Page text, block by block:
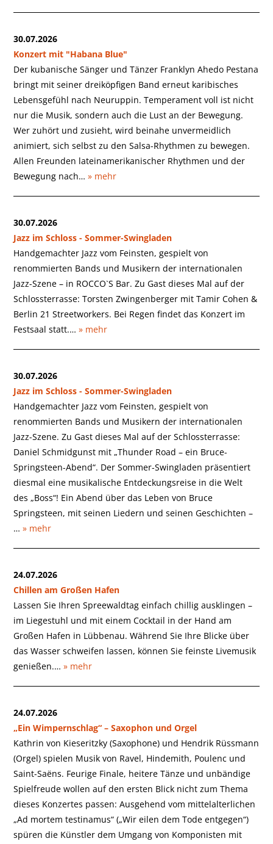
30.07.2026
Konzert mit "Habana Blue"
Der kubanische Sänger und Tänzer Franklyn Ahedo Pestana
bringt mit seiner dreiköpfigen Band erneut karibisches
Lebensgefühl nach Neuruppin. Temperament voll ist nicht
nur die Musik, sondern auch die Lust an der Bewegung.
Wer zuhört und zusieht, wird beinahe unvermeidlich
animiert, sich selbst zu den Salsa-Rhythmen zu bewegen.
Allen Freunden lateinamerikanischer Rhythmen und der
Bewegung nach…» mehr
30.07.2026
Jazz im Schloss - Sommer-Swingladen
Handgemachter Jazz vom Feinsten, gespielt von
renommierten Bands und Musikern der internationalen
Jazz-Szene – in ROCCO`S Bar. Zu Gast dieses Mal auf der
Schlossterrasse: Torsten Zwingenberger mit Tamir Cohen &
Berlin 21 Streetworkers. Bei Regen findet das Konzert im
Festsaal statt.…» mehr
30.07.2026
Jazz im Schloss - Sommer-Swingladen
Handgemachter Jazz vom Feinsten, gespielt von
renommierten Bands und Musikern der internationalen
Jazz-Szene. Zu Gast dieses Mal auf der Schlossterrasse:
Daniel Schmidgunst mit „Thunder Road – ein Bruce-
Springsteen-Abend“. Der Sommer-Swingladen präsentiert
diesmal eine musikalische Entdeckungsreise in die Welt
des „Boss“! Ein Abend über das Leben von Bruce
Springsteen, mit seinen Liedern und seinen Geschichten –
…» mehr
24.07.2026
Chillen am Großen Hafen
Lassen Sie Ihren Spreewaldtag einfach chillig ausklingen –
im Liegestuhl und mit einem Cocktail in der Hand am
Großen Hafen in Lübbenau. Während Sie Ihre Blicke über
das Wasser schweifen lassen, können Sie feinste Livemusik
genießen.…» mehr
24.07.2026
„Ein Wimpernschlag“ – Saxophon und Orgel
Kathrin von Kieseritzky (Saxophone) und Hendrik Rüssmann
(Orgel) spielen Musik von Ravel, Hindemith, Poulenc und
Saint-Saëns. Feurige Finale, heitere Tänze und unbändige
Spielfreude wollen auf den ersten Blick nicht zum Thema
dieses Konzertes passen: Ausgehend vom mittelalterlichen
„Ad mortem testinamus“ („Wir eilen dem Tode entgegen“)
spüren die Künstler dem Umgang von Komponisten mit